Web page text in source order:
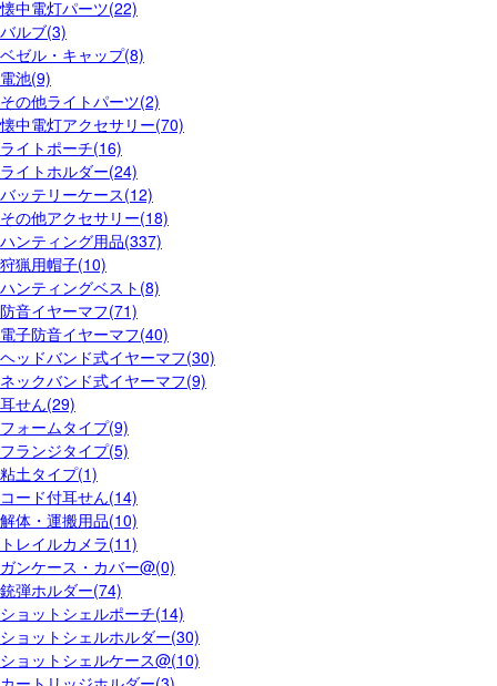
懐中電灯パーツ(22)
バルブ(3)
ベゼル・キャップ(8)
電池(9)
その他ライトパーツ(2)
懐中電灯アクセサリー(70)
ライトポーチ(16)
ライトホルダー(24)
バッテリーケース(12)
その他アクセサリー(18)
ハンティング用品(337)
狩猟用帽子(10)
ハンティングベスト(8)
防音イヤーマフ(71)
電子防音イヤーマフ(40)
ヘッドバンド式イヤーマフ(30)
ネックバンド式イヤーマフ(9)
耳せん(29)
フォームタイプ(9)
フランジタイプ(5)
粘土タイプ(1)
コード付耳せん(14)
解体・運搬用品(10)
トレイルカメラ(11)
ガンケース・カバー@(0)
銃弾ホルダー(74)
ショットシェルポーチ(14)
ショットシェルホルダー(30)
ショットシェルケース@(10)